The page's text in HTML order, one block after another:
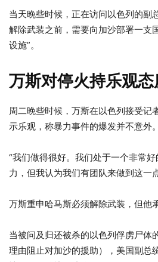
当天晚些时候，正在访问以色列的副
解除武装之前，需要向加沙部署一支
设施”。
万斯对停火持乐观态
周二晚些时候，万斯在以色列接受记
示乐观，称暴力事件的爆发并不意外。
“我们做得很好。我们处于一个非常
力，但我认为我们有团队来做到这一
万斯重申哈马斯必须解除武装，但他
当被问及归还被杀的以色列俘虏尸体
理由阻止对加沙的援助），美国副总